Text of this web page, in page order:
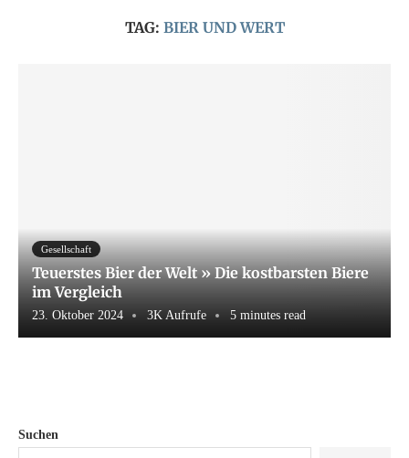
TAG: BIER UND WERT
Gesellschaft
Teuerstes Bier der Welt » Die kostbarsten Biere
im Vergleich
23. Oktober 2024 3K Aufrufe 5 minutes read
Suchen